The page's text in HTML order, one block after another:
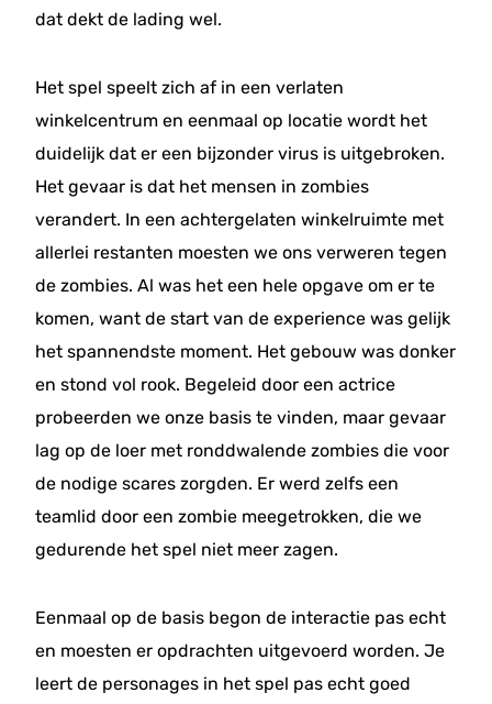
dat dekt de lading wel.
Het spel speelt zich af in een verlaten
winkelcentrum en eenmaal op locatie wordt het
duidelijk dat er een bijzonder virus is uitgebroken.
Het gevaar is dat het mensen in zombies
verandert. In een achtergelaten winkelruimte met
allerlei restanten moesten we ons verweren tegen
de zombies. Al was het een hele opgave om er te
komen, want de start van de experience was gelijk
het spannendste moment. Het gebouw was donker
en stond vol rook. Begeleid door een actrice
probeerden we onze basis te vinden, maar gevaar
lag op de loer met ronddwalende zombies die voor
de nodige scares zorgden. Er werd zelfs een
teamlid door een zombie meegetrokken, die we
gedurende het spel niet meer zagen.
Eenmaal op de basis begon de interactie pas echt
en moesten er opdrachten uitgevoerd worden. Je
leert de personages in het spel pas echt goed